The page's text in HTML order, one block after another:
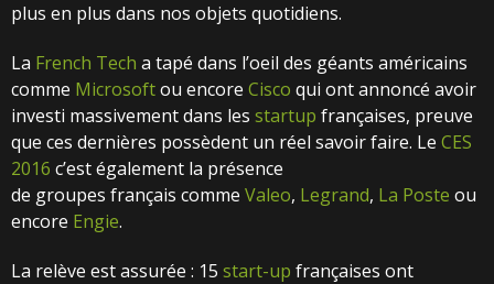
plus en plus dans nos objets quotidiens.
La French Tech a tapé dans l’oeil des géants américains
comme Microsoftou encore Cisco qui ont annoncé avoir
investi massivement dans les startup françaises, preuve
que ces dernières possèdent un réel savoir faire. Le CES
2016 c’est également la présence
de groupes français comme Valeo, Legrand, La Poste ou
encore Engie.
La relève est assurée : 15 start-up françaises ont